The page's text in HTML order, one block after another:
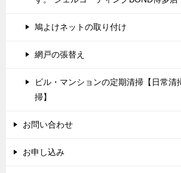
鳩よけネットの取り付け
網戸の張替え
ビル・マンションの定期清掃【日常清
掃】
お問い合わせ
お申し込み